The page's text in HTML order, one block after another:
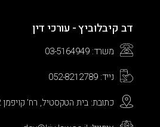
דב קיבלוביץ - עורכי דין
משרד: 03-5164949
נייד: 052-8212789
כתובת: בית הטקסטיל, רח' קויפמן 2, ת“א